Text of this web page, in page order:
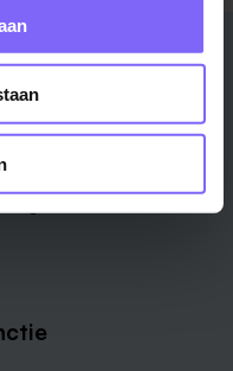
Limburg ›
Limburg ›
Limburg ›
regio's ›